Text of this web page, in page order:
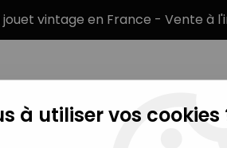
jouet vintage en France - Vente à
à utiliser vos cookies